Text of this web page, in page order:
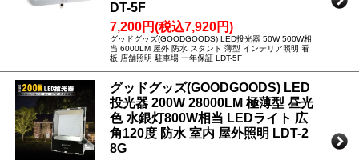
DT-5F
7,200円(税込7,920円)
グッドグッズ(GOODGOODS) LED投光器 50W 500W相
当 6000LM 屋外 防水 スタンド 薄型 インテリア照明 看
板 店舗照明 駐車場 一年保証 LDT-5F
グッドグッズ(GOODGOODS) LED
投光器 200W 28000LM 極薄型 昼光
色 水銀灯800W相当 LEDライト 広
角120度 防水 室内 屋外照明 LDT-2
8G